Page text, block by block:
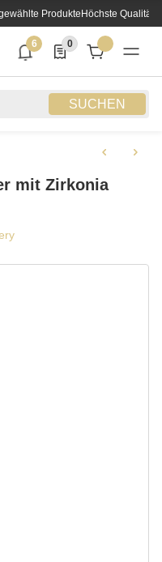
ProdukteHöchste Qualität
SUCHEN
6
6 neue Notifizierungen
0
0 Produkte in der
mit Zirkonia